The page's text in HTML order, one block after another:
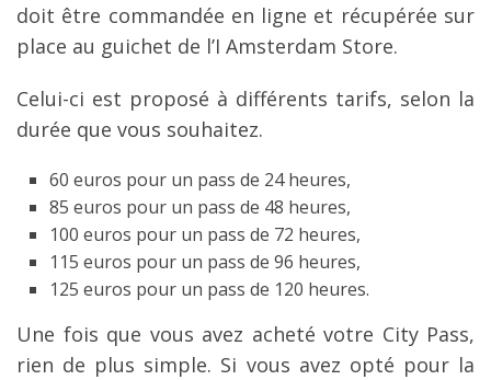
doit être commandée en ligne et récupérée sur
place au guichet de l’I Amsterdam Store.
Celui-ci est proposé à différents tarifs, selon la
durée que vous souhaitez.
60 euros pour un pass de 24 heures,
85 euros pour un pass de 48 heures,
100 euros pour un pass de 72 heures,
115 euros pour un pass de 96 heures,
125 euros pour un pass de 120 heures.
Une fois que vous avez acheté votre City Pass,
rien de plus simple. Si vous avez opté pour la